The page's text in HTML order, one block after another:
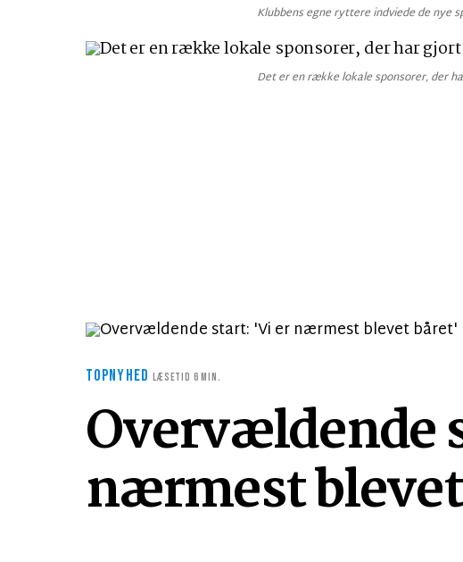
Klubbens egne ryttere indviede de nye
Det er en række lokale sponsorer, der
TOPNYHEDLÆSETID 6 MIN.
Overvældende
nærmest